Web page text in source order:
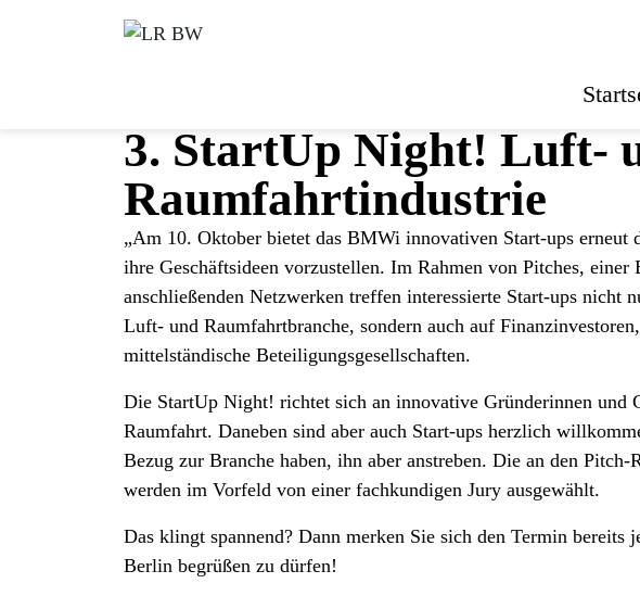
3. StartUp Night! Luft-
Raumfahrtindustrie
„Am 10. Oktober bietet das BMWi innovativen Start-ups
ihre Geschäftsideen vorzustellen. Im Rahmen von Pitches, einer
anschließenden Netzwerken treffen interessierte Start-ups nicht
Luft- und Raumfahrtbranche, sondern auch auf
mittelständische Beteiligungsgesellschaften.
Die StartUp Night! richtet sich an innovative Gründerinnen und
Raumfahrt. Daneben sind aber auch Start-ups herzlich
Bezug zur Branche haben, ihn aber anstreben. Die an den Pitch-
werden im Vorfeld von einer fachkundigen Jury ausgewählt.
Das klingt spannend? Dann merken Sie sich den Termin bereits
Berlin begrüßen zu dürfen!